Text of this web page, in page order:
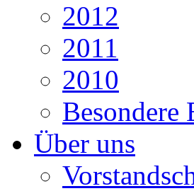
2012
2011
2010
Besondere
Über uns